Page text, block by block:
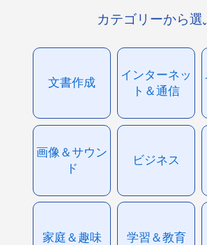
カテゴリーから選
文書作成
インターネッ
ト＆通信
画像＆サウン
ド
ビジネス
家庭＆趣味 学習＆教育